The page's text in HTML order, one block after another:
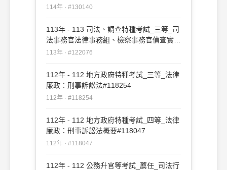
組、公職法醫師、法律實務組：刑事訴訟法
114年 · #130140
113年 - 113 司法、調查特種考試_三等_司
法事務官法律事務組、檢察事務官偵查實務
組、公職法醫師、法律實務組：刑事訴訟法
113年 · #122076
112年 - 112 地方政府特種考試_三等_法律
廉政：刑事訴訟法#118254
112年 · #118254
112年 - 112 地方政府特種考試_四等_法律
廉政：刑事訴訟法概要#118047
112年 · #118047
112年 - 112 公務升官等考試_薦任_司法行